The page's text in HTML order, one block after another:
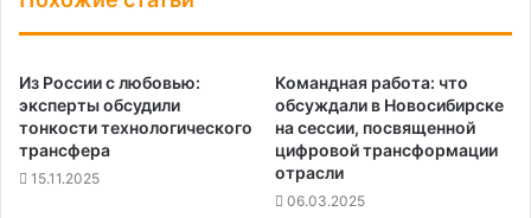
Из России с любовью:
эксперты обсудили
тонкости технологического
трансфера
15.11.2025
Командная работа: что
обсуждали в Новосибирске
на сессии, посвященной
цифровой трансформации
отрасли
06.03.2025